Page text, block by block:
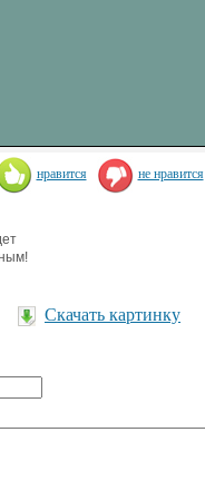
нравится не нравится
Скачать картинку